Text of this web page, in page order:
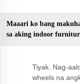
Maaari ko bang
sa aking indoor
Tiyak. Nag-
wheels na